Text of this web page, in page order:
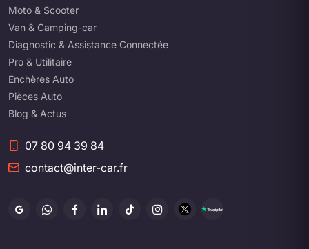
Moto & Scooter
Van & Camping-car
Diagnostic & Assistance Connectée
Pro & Utilitaire
Enchères Auto
Pièces Auto
Blog & Actus
07 80 94 39 84
contact@inter-car.fr